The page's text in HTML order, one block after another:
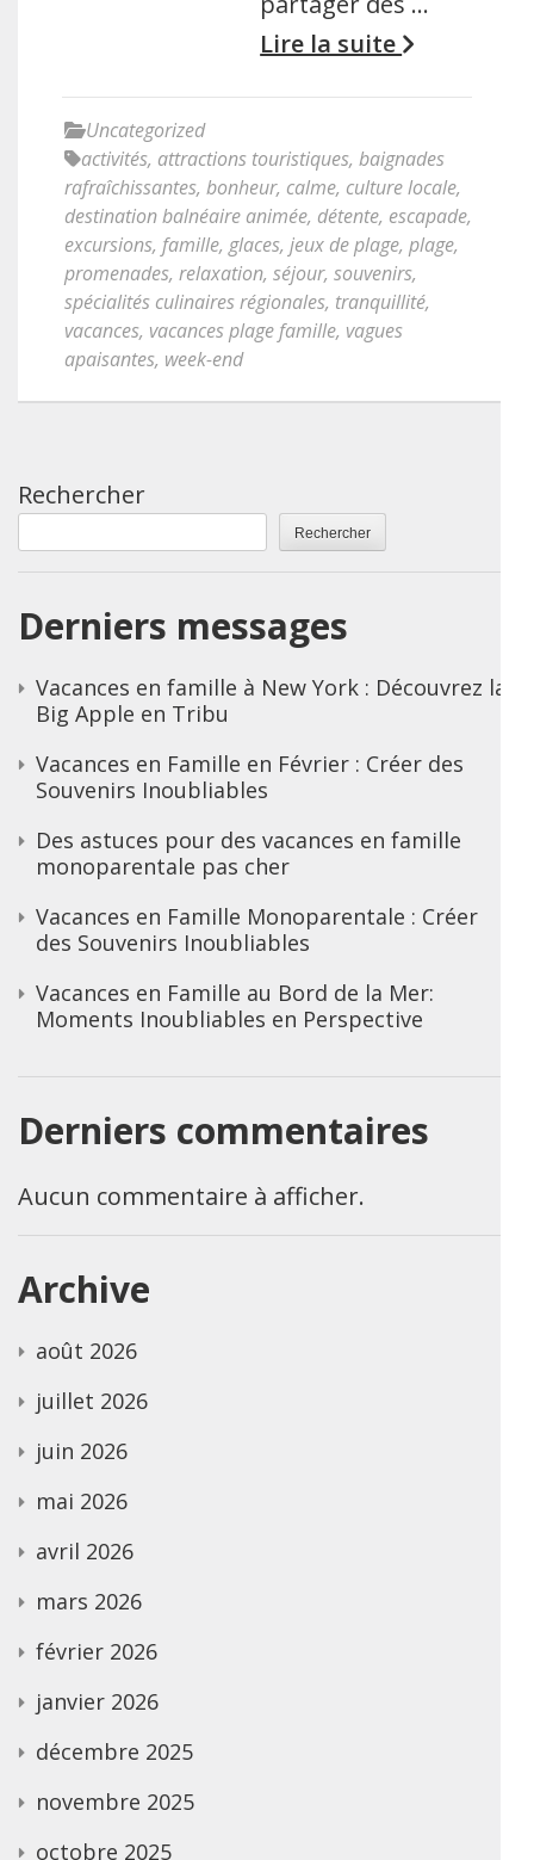
Lire la suite
Uncategorized
activités, attractions touristiques, baignades
rafraîchissantes, bonheur, calme, culture locale,
destination balnéaire animée, détente, escapade,
excursions, famille, glaces, jeux de plage, plage,
promenades, relaxation, séjour, souvenirs,
spécialités culinaires régionales, tranquillité,
vacances, vacances plage famille, vagues
apaisantes, week-end
Rechercher
Rechercher
Derniers messages
Vacances en famille à New York : Découvrez la
Big Apple en Tribu
Vacances en Famille en Février : Créer des
Souvenirs Inoubliables
Des astuces pour des vacances en famille
monoparentale pas cher
Vacances en Famille Monoparentale : Créer
des Souvenirs Inoubliables
Vacances en Famille au Bord de la Mer:
Moments Inoubliables en Perspective
Derniers commentaires
Aucun commentaire à afficher.
Archive
août 2026
juillet 2026
juin 2026
mai 2026
avril 2026
mars 2026
février 2026
janvier 2026
décembre 2025
novembre 2025
octobre 2025